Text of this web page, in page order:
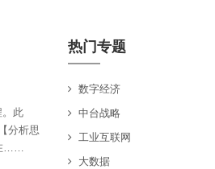
。此
分析思
……
热门专题
数字经济
中台战略
工业互联网
大数据